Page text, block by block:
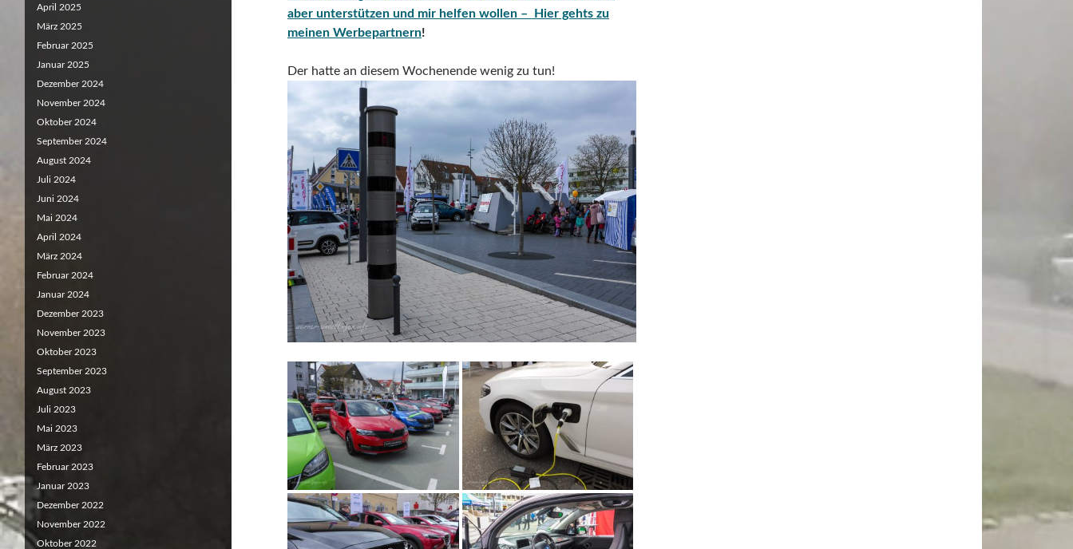
aber unterstützen und mir helfen wollen – Hier gehts zu
meinen Werbepartnern!
Der hatte an diesem Wochenende wenig zu tun!
April 2025
März 2025
Februar 2025
Januar 2025
Dezember 2024
November 2024
Oktober 2024
September 2024
August 2024
Juli 2024
Juni 2024
Mai 2024
April 2024
März 2024
Februar 2024
Januar 2024
Dezember 2023
November 2023
Oktober 2023
September 2023
August 2023
Juli 2023
Mai 2023
März 2023
Februar 2023
Januar 2023
Dezember 2022
November 2022
Oktober 2022